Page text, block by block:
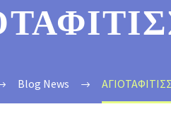
Blog News